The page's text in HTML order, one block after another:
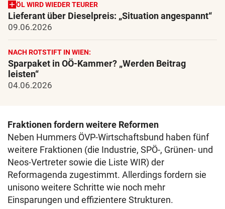
ÖL WIRD WIEDER TEURER
Lieferant über Dieselpreis: „Situation angespannt“
09.06.2026
NACH ROTSTIFT IN WIEN:
Sparpaket in OÖ-Kammer? „Werden Beitrag
leisten“
04.06.2026
Fraktionen fordern weitere Reformen
Neben Hummers ÖVP-Wirtschaftsbund haben fünf
weitere Fraktionen (die Industrie, SPÖ-, Grünen- und
Neos-Vertreter sowie die Liste WIR) der
Reformagenda zugestimmt. Allerdings fordern sie
unisono weitere Schritte wie noch mehr
Einsparungen und effizientere Strukturen.